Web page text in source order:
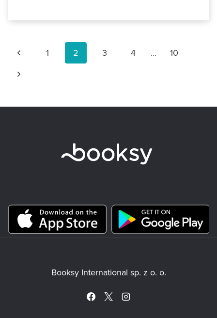
Nawigacja
strony
Poprzednia
strona
1 2 3 4 …
10
Następna
Booksy International sp. z o. o.